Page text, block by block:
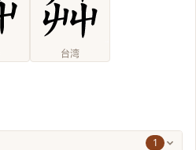
台湾
1